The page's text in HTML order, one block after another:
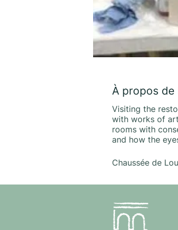
À propos de
Visiting the
with works of
rooms with
and how the
Chaussée de